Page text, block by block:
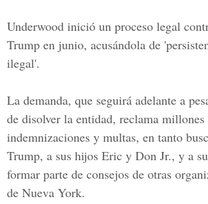
Underwood inició un proceso legal
Trump en junio, acusándola de
ilegal'.
La demanda, que seguirá adelante a
de disolver la entidad, reclama millones
indemnizaciones y multas, en tanto
Trump, a sus hijos Eric y Don Jr., y a
formar parte de consejos de otras
de Nueva York.